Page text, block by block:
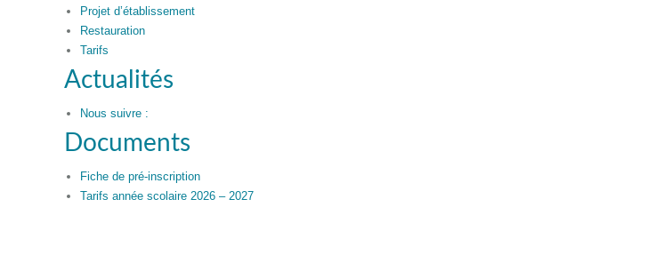
Projet d’établissement
Restauration
Tarifs
Actualités
Nous suivre :
Documents
Fiche de pré-inscription
Tarifs année scolaire 2026 – 2027